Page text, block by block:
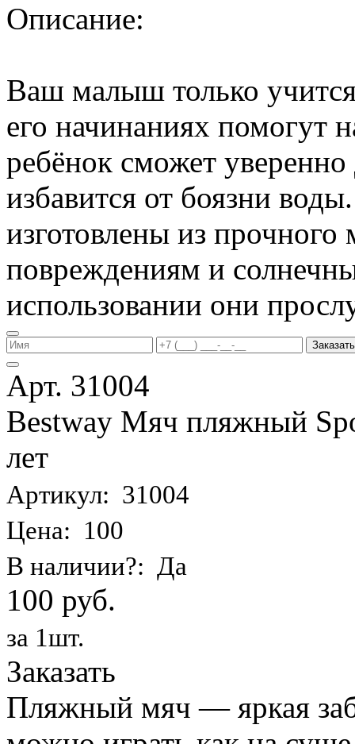
Описание:
Ваш малыш только
его начинаниях помогут
ребёнок сможет
избавится от боязни
изготовлены из
повреждениям и
использовании они
Заказать
Арт. 31004
Bestway Мяч пляжный
лет
Артикул: 31004
Цена: 100
В наличии?: Да
100 руб.
за 1шт.
Заказать
Пляжный мяч — яркая